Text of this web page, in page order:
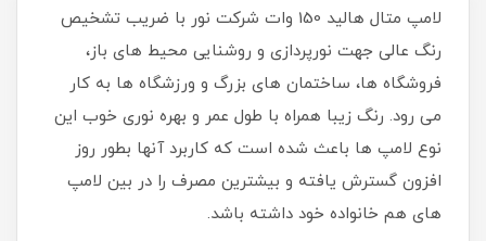
لامپ متال هالید 150 وات شرکت نور با ضریب تشخیص
رنگ عالی جهت نورپردازی و روشنایی محیط های باز،
فروشگاه ها، ساختمان های بزرگ و ورزشگاه ها به کار
می رود. رنگ زیبا همراه با طول عمر و بهره نوری خوب این
نوع لامپ ها باعث شده است که کاربرد آنها بطور روز
افزون گسترش یافته و بیشترین مصرف را در بین لامپ
های هم خانواده خود داشته باشد.